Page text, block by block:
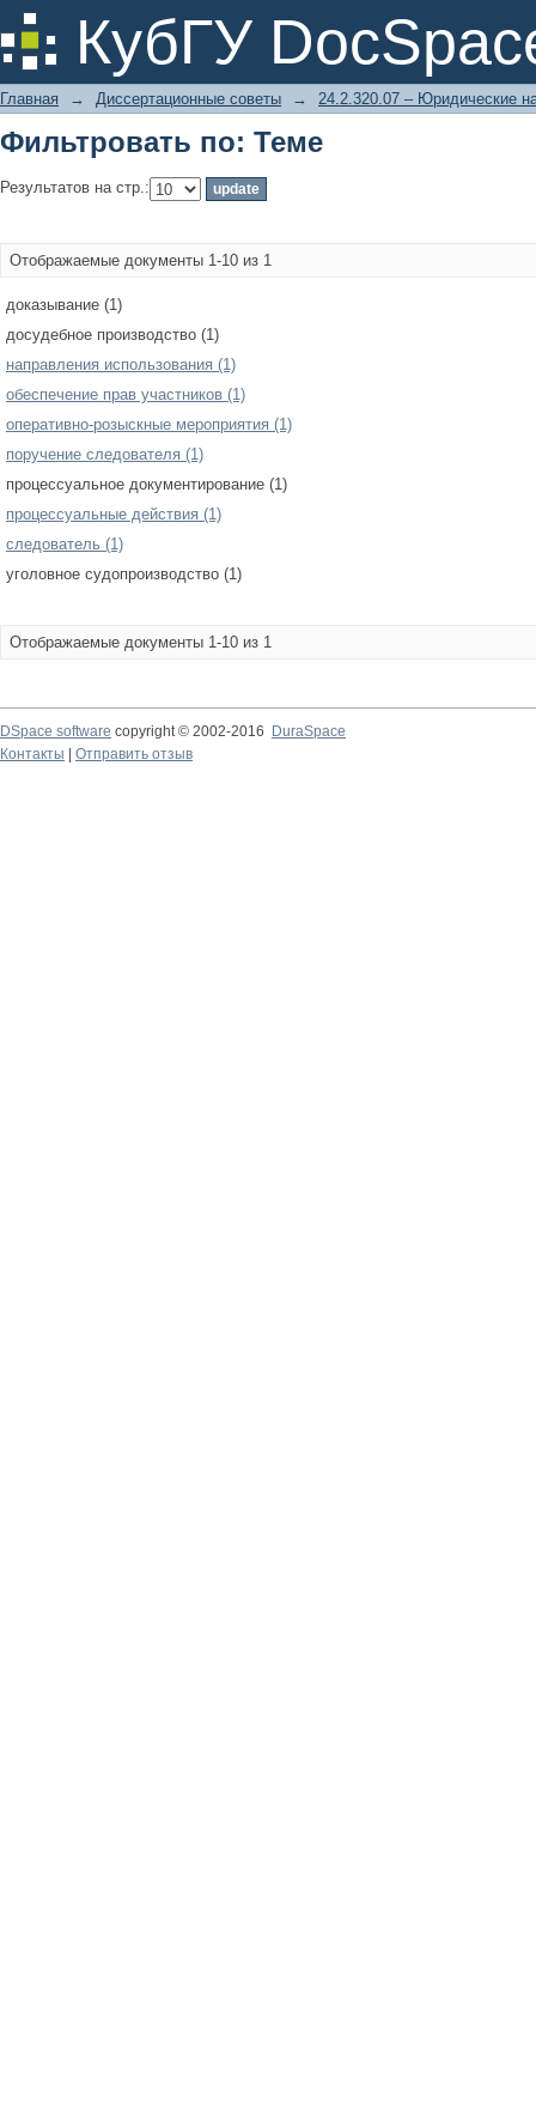
КубГУ
Фильтровать по: Теме
Главная → Диссертационные советы → 24.2.320.07 – Юридические
Фильтровать по: Теме
Результатов на стр.:
Отображаемые документы 1-10 из 1
доказывание (1)
досудебное производство (1)
направления использования (1)
обеспечение прав участников (1)
оперативно-розыскные мероприятия (1)
поручение следователя (1)
процессуальное документирование (1)
процессуальные действия (1)
следователь (1)
уголовное судопроизводство (1)
Отображаемые документы 1-10 из 1
DSpace software copyright © 2002-2016
DuraSpace
Контакты
Отправить отзыв